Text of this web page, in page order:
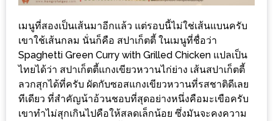
ชวน
หิว
ติดต่อ
น้า
อ้วน
เมนูที่สองเป็นเส้นมาอีกแล้ว แต่รอบนี้ไม่ใช่เส้นแบนครับ
เขาใช้เส้นกลม นั่นก็คือ สปาเก็ตตี้ ในเมนูที่ชื่อว่า
Spaghetti Green Curry with Grilled Chicken แปลเป็น
ไทยได้ว่า สปาเก็ตตี้แกงเขียวหวานไก่ย่าง เส้นสปาเก็ตตี้
ลวกสุกได้ที่ครับ ผัดกับซอสแกงเขียวหวานที่รสชาติดีเลย
ทีเดียว ที่สำคัญน้าอ้วนชอบที่สุดอย่างหนึ่งคือมะเขือครับ
เขาทำไม่สุกเกินไปคือให้สลดเล็กน้อย ซึ่งมันจะคงความ